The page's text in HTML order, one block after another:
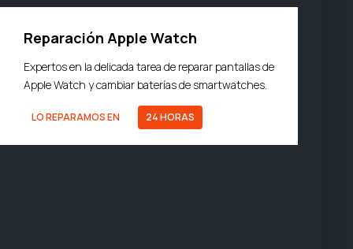
Reparación Apple Watch
Expertos en la delicada tarea de reparar pantallas de
Apple Watch y cambiar baterías de smartwatches.
LO REPARAMOS EN 24 HORAS